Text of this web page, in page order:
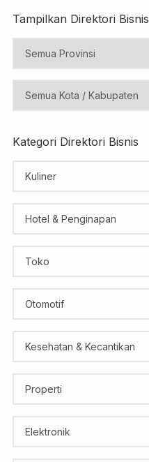
Tampilkan Direktori Bisnis
Kategori Direktori Bisnis
Kuliner
Hotel & Penginapan
Toko
Otomotif
Kesehatan & Kecantikan
Properti
Elektronik